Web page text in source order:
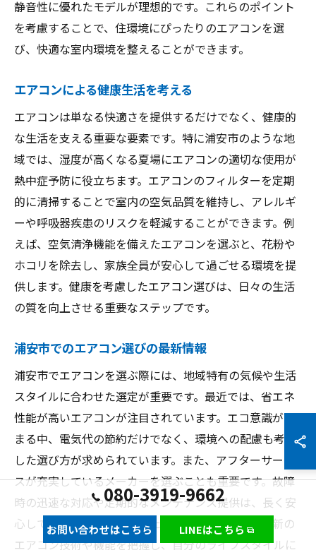
静音性に優れたモデルが理想的です。これらのポイント
を考慮することで、住環境にぴったりのエアコンを選
び、快適な室内環境を整えることができます。
エアコンによる健康生活を考える
エアコンは単なる快適さを提供するだけでなく、健康的
な生活を支える重要な要素です。特に浦安市のような地
域では、湿度が高くなる夏場にエアコンの適切な使用が
熱中症予防に役立ちます。エアコンのフィルターを定期
的に清掃することで室内の空気品質を維持し、アレルギ
ーや呼吸器疾患のリスクを軽減することができます。例
えば、空気清浄機能を備えたエアコンを選ぶと、花粉や
ホコリを除去し、家族全員が安心して過ごせる環境を提
供します。健康を考慮したエアコン選びは、日々の生活
の質を向上させる重要なステップです。
浦安市でのエアコン選びの最新情報
浦安市でエアコンを選ぶ際には、地域特有の気候や生活
スタイルに合わせた選定が重要です。最近では、省エネ
性能が高いエアコンが注目されています。エコ意識が高
まる中、電気代の節約だけでなく、環境への配慮も考慮
した選び方が求められています。また、アフターサービ
スが充実しているメーカーを選ぶことも重要です。故障
時の迅速な対応や定期的なメンテナンス提供は、長く安
心してエアコンを利用するための鍵となります。最新の
エアコン技術や機能を把握し、自分のライフスタイルに
080-3919-9662
お問い合わせはこちら LINEはこちら